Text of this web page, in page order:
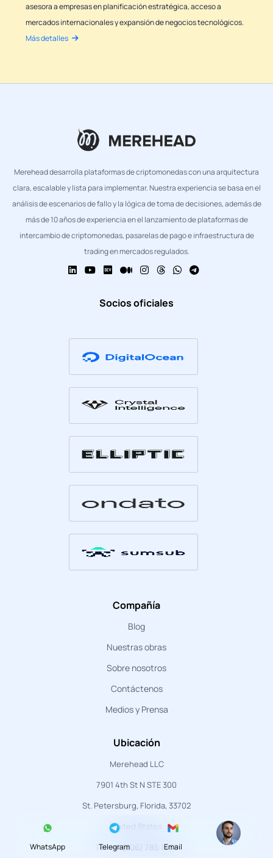
asesora a empresas en planificación estratégica, acceso a
mercados internacionales y expansión de negocios tecnológicos.
Más detalles
Merehead desarrolla plataformas de criptomonedas con una arquitectura
clara, escalable y lista para implementar. Nuestra experiencia se basa en el
análisis de escenarios de fallo y la lógica de toma de decisiones, además de
más de 10 años de experiencia en el lanzamiento de plataformas de
intercambio de criptomonedas, pasarelas de pago e infraestructura de
trading en mercados regulados.
Socios oficiales
Compañía
Blog
Nuestras obras
Sobre nosotros
Contáctenos
Medios y Prensa
Ubicación
Merehead LLC
7901 4th St N STE 300
St. Petersburg, Florida, 33702
United States
Tel.: +1 (206) 785 1688
WhatsApp Telegram Email